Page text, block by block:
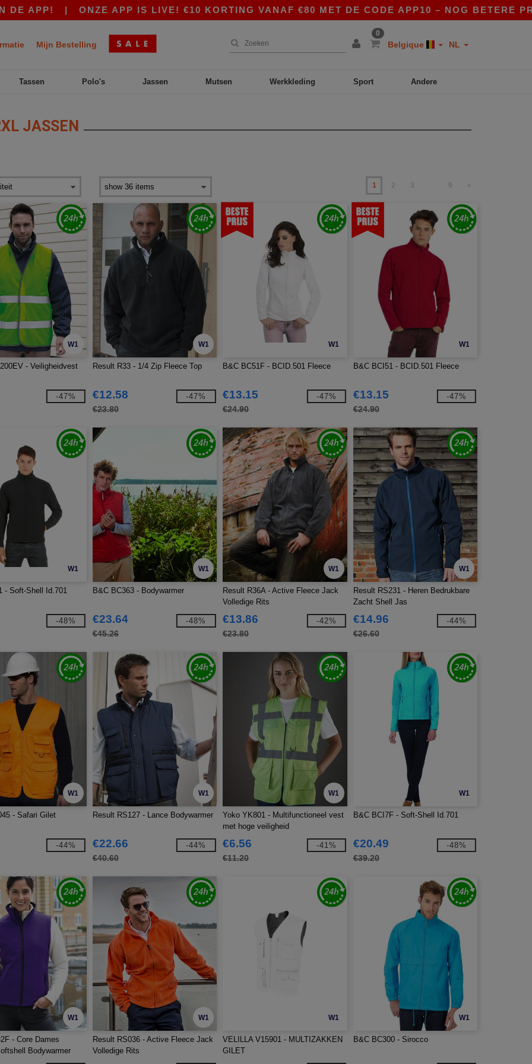
ONZE APP IS LIVE! €10 KORTING VANAF €80 MET DE CODE APP10 – NOG BETERE PRIJZEN IN
Mijn Bestelling
0
Belgique NL
Tassen Polo's Jassen Mutsen Werkkleding Sport Andere
JASSEN
1 2 3 9 »
W1
- Veiligheidvest
-47%
W1
Result R33 - 1/4 Zip Fleece Top
€12.58
€23.80
-47%
W1
B&C BC51F - BCID.501 Fleece
€13.15
€24.90
-47%
W1
B&C BCI51 - BCID.501 Fleece
€13.15
€24.90
-47%
W1
- Soft-Shell Id.701
-48%
W1
B&C BC363 - Bodywarmer
€23.64
€45.26
-48%
W1
Result R36A - Active Fleece Jack
Volledige Rits
€13.86
€23.80
-42%
W1
Result RS231 - Heren Bedrukbare
Zacht Shell Jas
€14.96
€26.60
-44%
W1
- Safari Gilet
-44%
W1
Result RS127 - Lance Bodywarmer
€22.66
€40.60
-44%
W1
Yoko YK801 - Multifunctioneel vest
met hoge veiligheid
€6.56
€11.20
-41%
W1
B&C BCI7F - Soft-Shell Id.701
€20.49
€39.20
-48%
W1
- Core Dames
Bodywarmer
W1
Result RS036 - Active Fleece Jack
Volledige Rits
W1
VELILLA V15901 - MULTIZAKKEN
GILET
W1
B&C BC300 - Sirocco